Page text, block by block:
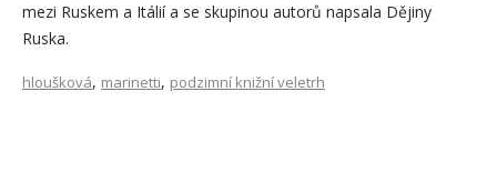
mezi Ruskem a Itálií a se skupinou autorů napsala Dějiny
Ruska.
hloušková, marinetti, podzimní knižní veletrh